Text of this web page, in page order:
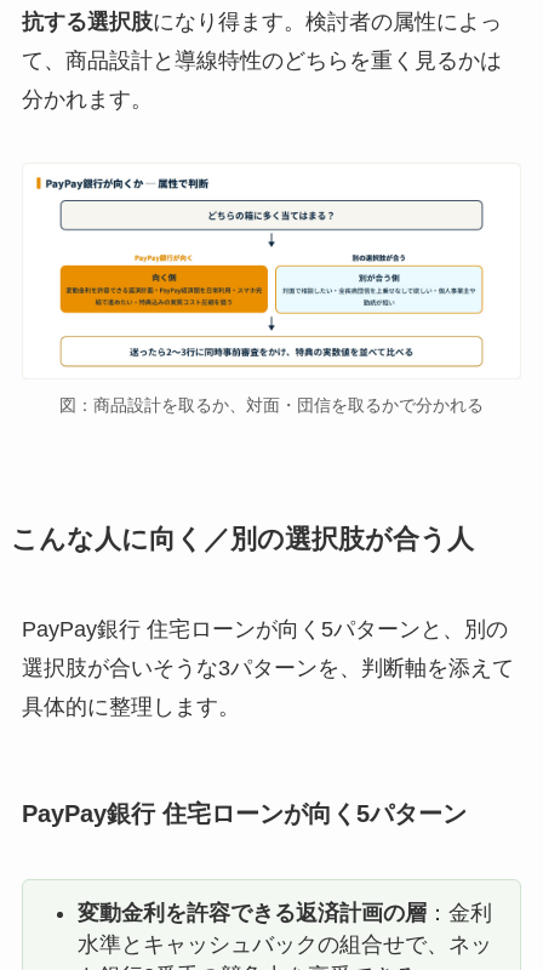
抗する選択肢になり得ます。検討者の属性によっ
て、商品設計と導線特性のどちらを重く見るかは
分かれます。
図：商品設計を取るか、対面・団信を取るかで分かれる
こんな人に向く／別の選択肢が合う人
PayPay銀行 住宅ローンが向く5パターンと、別の
選択肢が合いそうな3パターンを、判断軸を添えて
具体的に整理します。
PayPay銀行 住宅ローンが向く5パターン
変動金利を許容できる返済計画の層：金利
水準とキャッシュバックの組合せで、ネッ